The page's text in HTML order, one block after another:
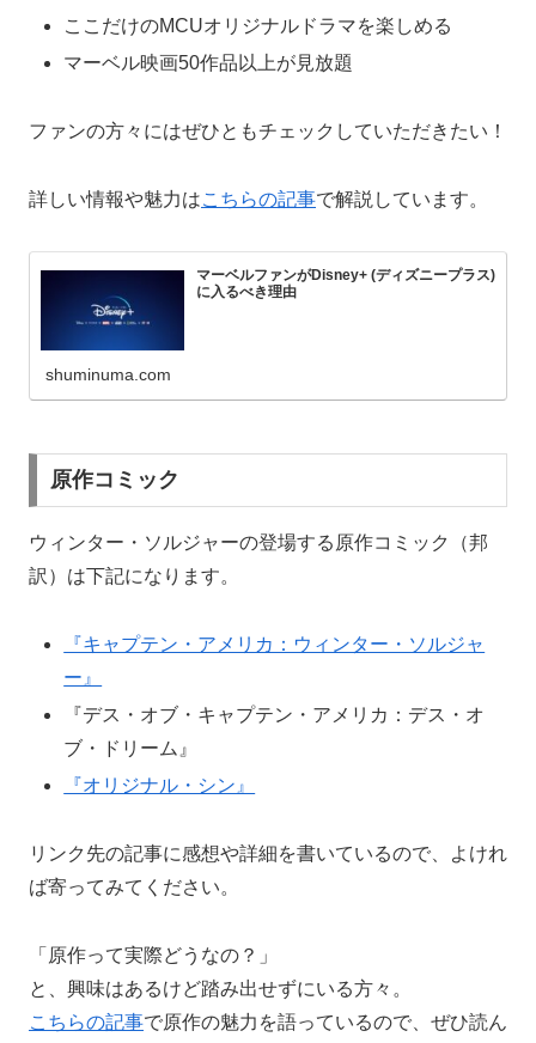
ここだけのMCUオリジナルドラマを楽しめる
マーベル映画50作品以上が見放題
ファンの方々にはぜひともチェックしていただきたい！
詳しい情報や魅力はこちらの記事で解説しています。
マーベルファンがDisney+ (ディズニープラス)
に入るべき理由
shuminuma.com
原作コミック
ウィンター・ソルジャーの登場する原作コミック（邦
訳）は下記になります。
『キャプテン・アメリカ：ウィンター・ソルジャ
ー』
『デス・オブ・キャプテン・アメリカ：デス・オ
ブ・ドリーム』
『オリジナル・シン』
リンク先の記事に感想や詳細を書いているので、よけれ
ば寄ってみてください。
「原作って実際どうなの？」
と、興味はあるけど踏み出せずにいる方々。
こちらの記事で原作の魅力を語っているので、ぜひ読ん